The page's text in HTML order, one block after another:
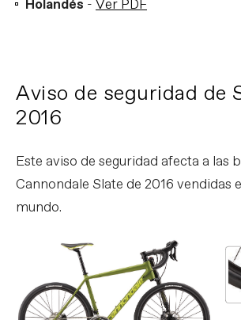
Holandés - Ver PDF
Aviso de seguridad de
2016
Este aviso de seguridad afecta a las
Cannondale Slate de 2016 vendidas
mundo.